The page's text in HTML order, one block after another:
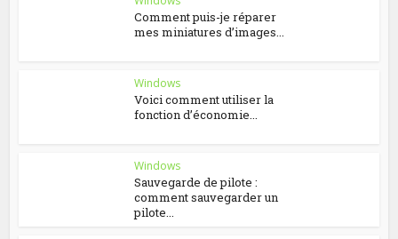
Comment puis-je réparer
mes miniatures d’images...
Windows
Voici comment utiliser la
fonction d’économie...
Windows
Sauvegarde de pilote :
comment sauvegarder un
pilote...